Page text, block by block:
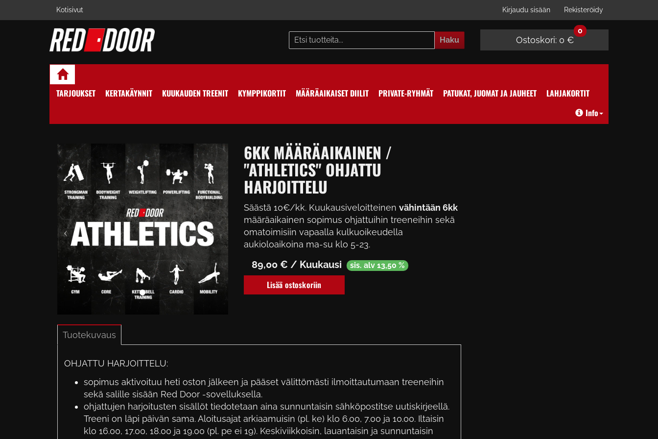
Kotisivut Kirjaudu sisään Rekisteröidy
Haku Ostoskori: 0 €
0
TARJOUKSET KERTAKÄYNNIT KUUKAUDEN TREENIT KYMPPIKORTIT MÄÄRÄAIKAISET DIILIT PRIVATE-RYHMÄT PATUKAT, JUOMAT JA JAUHEET
LAHJAKORTIT
Info
6KK MÄÄRÄAIKAINEN /
"ATHLETICS" OHJATTU
HARJOITTELU
Säästä 10€/kk. Kuukausiveloitteinen vähintään 6kk
määräaikainen sopimus ohjattuihin treeneihin sekä
omatoimisiin vapaalla kulkuoikeudella
aukioloaikoina ma-su klo 5-23.
89,00€ / Kuukausi sis. alv 13,50 %
Lisää ostoskoriin
Tuotekuvaus
OHJATTU HARJOITTELU:
sopimus aktivoituu heti oston jälkeen ja pääset välittömästi ilmoittautumaan treeneihin
sekä salille sisään Red Door -sovelluksella.
ohjattujen harjoitusten sisällöt tiedotetaan aina sunnuntaisin sähköpostitse uutiskirjeellä.
Treeni on läpi päivän sama. Aloitusajat arkiaamuisin (pl. ke) klo 6.00, 7.00 ja 10.00. Iltaisin
klo 16.00, 17.00, 18.00 ja 19.00 (pl. pe ei 19). Keskiviikkoisin, lauantaisin ja sunnuntaisin